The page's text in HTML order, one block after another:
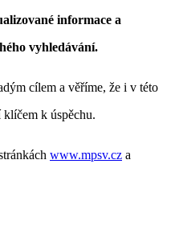
informace a
vyhledávání.
cílem a věříme, že i v této
k úspěchu.
www.mpsv.cz a